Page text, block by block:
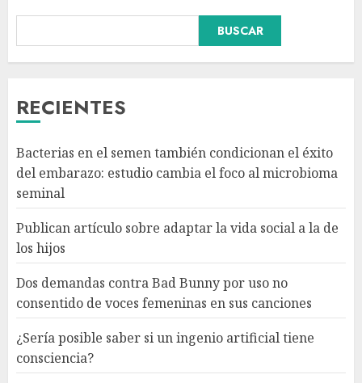
BUSCAR
RECIENTES
Bacterias en el semen también condicionan el éxito
del embarazo: estudio cambia el foco al microbioma
seminal
Publican artículo sobre adaptar la vida social a la de
los hijos
Dos demandas contra Bad Bunny por uso no
consentido de voces femeninas en sus canciones
¿Sería posible saber si un ingenio artificial tiene
consciencia?
3
Dos demandas contra Bad
4
¿Sería posible saber si un
AGOSTO 6, 2026
5
Sheinbaum confirma que el
papa León XIV no visitará
México en su gira por América
Latina